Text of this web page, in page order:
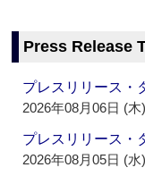
Press Release
プレスリリース
2026年08月06日 (木)
プレスリリース
2026年08月05日 (水)